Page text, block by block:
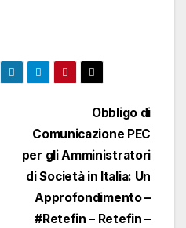
Obbligo di
Comunicazione PEC
per gli Amministratori
di Società in Italia: Un
Approfondimento –
#Retefin – Retefin –